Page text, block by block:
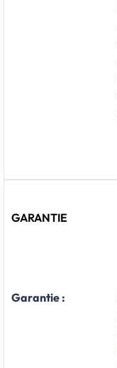
GARANTIE
Garantie :